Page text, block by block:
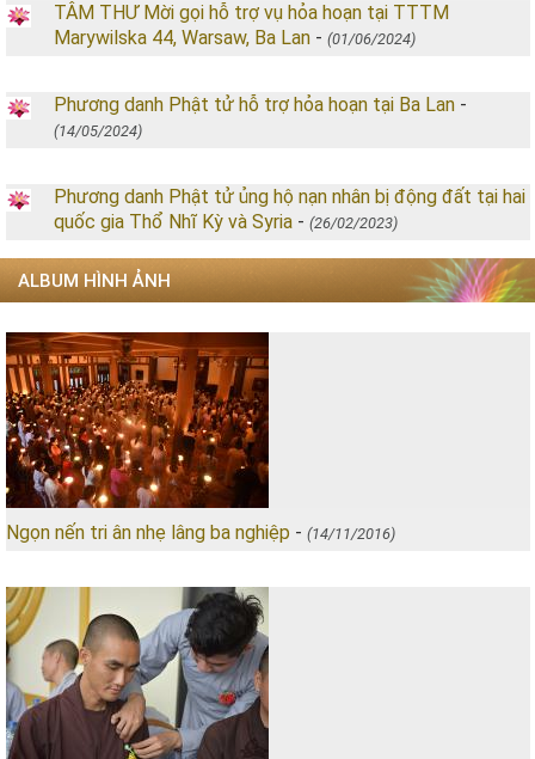
TÂM THƯ Mời gọi hỗ trợ vụ hỏa hoạn tại TTTM
Marywilska 44, Warsaw, Ba Lan - (01/06/2024)
Phương danh Phật tử hỗ trợ hỏa hoạn tại Ba Lan -
(14/05/2024)
Phương danh Phật tử ủng hộ nạn nhân bị động đất tại hai
quốc gia Thổ Nhĩ Kỳ và Syria - (26/02/2023)
ALBUM HÌNH ẢNH
Ngọn nến tri ân nhẹ lâng ba nghiệp - (14/11/2016)